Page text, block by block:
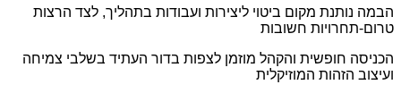
הבמה נותנת מקום ביטוי ליצירות ועבודות בתהליך, לצד הרצות
טרום-תחרויות חשובות
הכניסה חופשית והקהל מוזמן לצפות בדור העתיד בשלבי צמיחה
ועיצוב הזהות המוזיקלית